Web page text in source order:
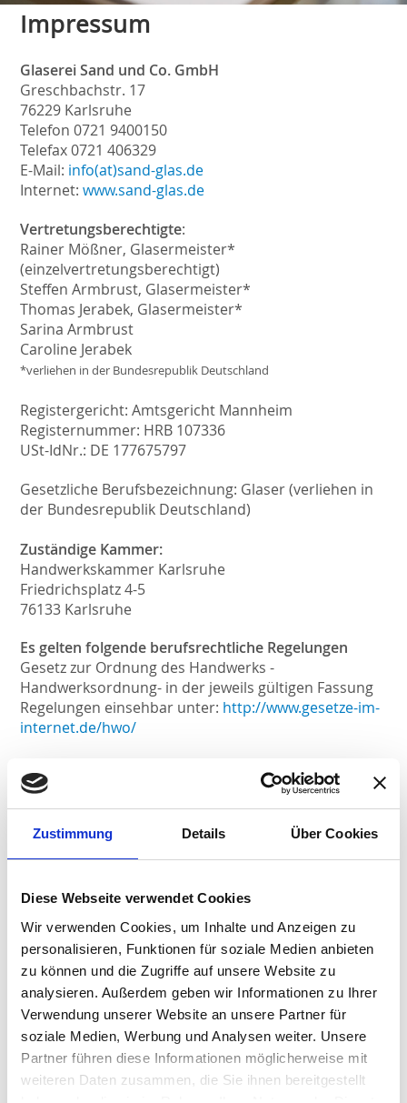
Zustimmung Details Über Cookies
Diese Webseite verwendet Cookies
Wir verwenden Cookies, um Inhalte und Anzeigen zu
personalisieren, Funktionen für soziale Medien anbieten
zu können und die Zugriffe auf unsere Website zu
analysieren. Außerdem geben wir Informationen zu Ihrer
Verwendung unserer Website an unsere Partner für
soziale Medien, Werbung und Analysen weiter. Unsere
Partner führen diese Informationen möglicherweise mit
weiteren Daten zusammen, die Sie ihnen bereitgestellt
Impressum
Glaserei Sand und Co. GmbH
Greschbachstr. 17
76229 Karlsruhe
Telefon 0721 9400150
Telefax 0721 406329
E-Mail: info(at)sand-glas.de
Internet:www.sand-glas.de
Vertretungsberechtigte:
Rainer Mößner, Glasermeister*
(einzelvertretungsberechtigt)
Steffen Armbrust, Glasermeister*
Thomas Jerabek, Glasermeister*
Sarina Armbrust
Caroline Jerabek
*verliehen in der Bundesrepublik Deutschland
Registergericht: Amtsgericht Mannheim
Registernummer: HRB 107336
USt-IdNr.: DE 177675797
Gesetzliche Berufsbezeichnung: Glaser (verliehen in
der Bundesrepublik Deutschland)
Zuständige Kammer:
Handwerkskammer Karlsruhe
Friedrichsplatz 4-5
76133 Karlsruhe
Es gelten folgende berufsrechtliche Regelungen
Gesetz zur Ordnung des Handwerks -
Handwerksordnung- in der jeweils gültigen Fassung
Regelungen einsehbar unter: http://www.gesetze-im-
internet.de/hwo/
Betriebshaftpflichtversicherung bei der Allianz
Versicherungs-AG, Königinstraße 28
80802 München (Geltungsbereich für Deutschland)
Der Link zur Online-Streitbeilegungs-Plattform der
http://ec.europa.eu/consumers/odr/.
Wir beteiligen uns nicht an einem für uns nicht
verpflichtenden Verbraucherschlichtungsverfahren
nach dem Verbraucherstreitbeilegungsgesetz.
Bildnachweis
Fotolia:
Beautiful interior of a modern villa, view from
veranda